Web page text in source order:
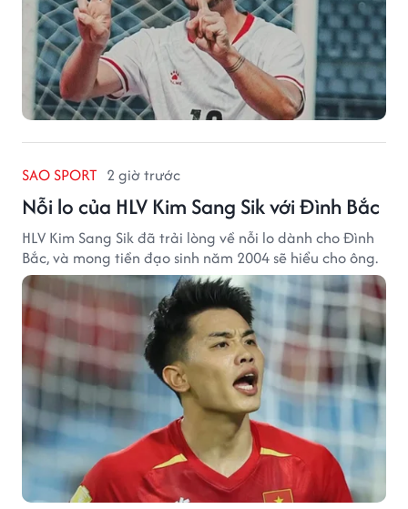
SAO SPORT 2 giờ trước
Nỗi lo của HLV Kim Sang Sik với Đình Bắc
HLV Kim Sang Sik đã trải lòng về nỗi lo dành cho Đình
Bắc, và mong tiền đạo sinh năm 2004 sẽ hiểu cho ông.